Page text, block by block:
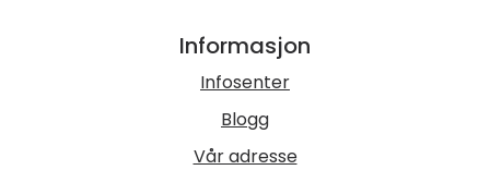
Informasjon
Infosenter
Blogg
Vår adresse